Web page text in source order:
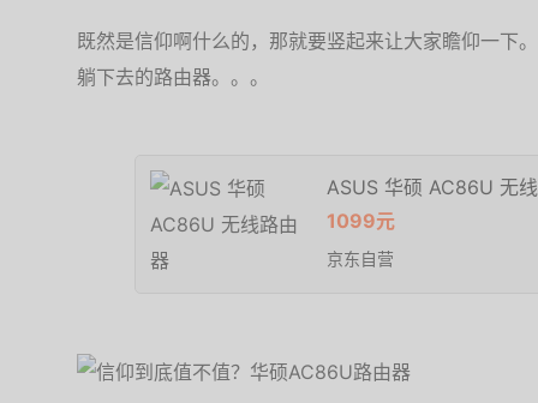
既然是信仰啊什么的，那就要竖起来让大家瞻仰一下
躺下去的路由器。。。
ASUS 华硕 AC86U 无
1099元
京东自营